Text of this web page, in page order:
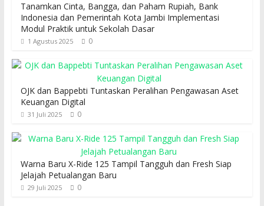
Tanamkan Cinta, Bangga, dan Paham Rupiah, Bank
Indonesia dan Pemerintah Kota Jambi Implementasi
Modul Praktik untuk Sekolah Dasar
1 Agustus 2025 0
OJK dan Bappebti Tuntaskan Peralihan Pengawasan Aset
Keuangan Digital
31 Juli 2025 0
Warna Baru X-Ride 125 Tampil Tangguh dan Fresh Siap
Jelajah Petualangan Baru
29 Juli 2025 0